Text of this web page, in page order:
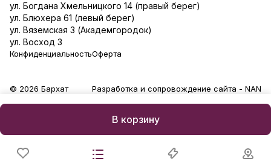
В корзину
ул. Богдана Хмельницкого 14 (правый берег)
ул. Блюхера 61 (левый берег)
ул. Вяземская 3 (Академгородок)
ул. Восход 3
КонфиденциальностьОферта
© 2026 Бархат Разработка и сопровождение сайта - NAN